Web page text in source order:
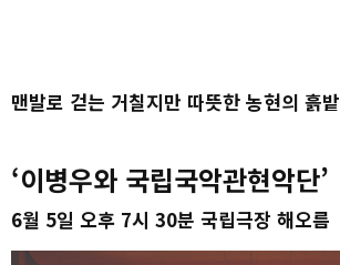
맨발로 걷는 거칠지만 따뜻한 농현의 흙밭
‘이병우와 국립국악관현악단’
6월 5일 오후 7시 30분 국립극장 해오름